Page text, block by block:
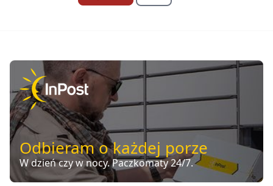
Odbieram o każdej porze
W dzień czy w nocy. Paczkomaty 24/7.